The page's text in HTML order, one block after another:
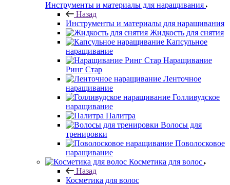
Инструменты и материалы для наращивания
Назад
Инструменты и материалы для наращивания
Жидкость для снятия
Капсульное
наращивание
Наращивание
Ринг Стар
Ленточное
наращивание
Голливудское
наращивание
Палитра
Волосы для
тренировки
Поволосковое
наращивание
Косметика для волос
Назад
Косметика для волос